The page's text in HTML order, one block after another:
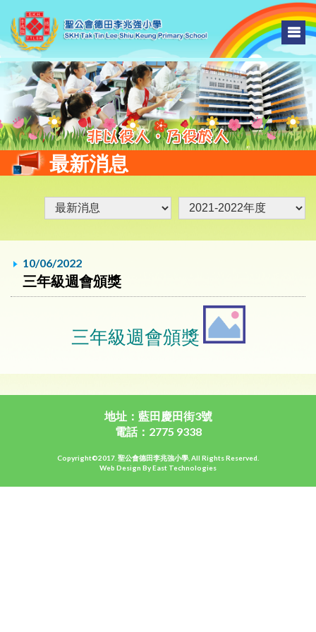
最新消息
10/06/2022
三年級週會頒獎
三年級週會頒獎
地址：藍田慶田街3號
電話：2775 9338
Copyright©2017. 聖公會德田李兆強小學, All Rights Reserved.
Web Design By East Technologies